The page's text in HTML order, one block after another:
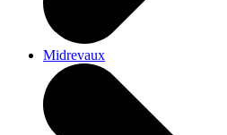
Midrevaux